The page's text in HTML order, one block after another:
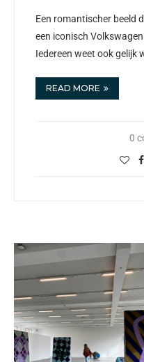
Een romantischer beeld
een iconisch
Iedereen weet ook gelijk
READ MORE
0